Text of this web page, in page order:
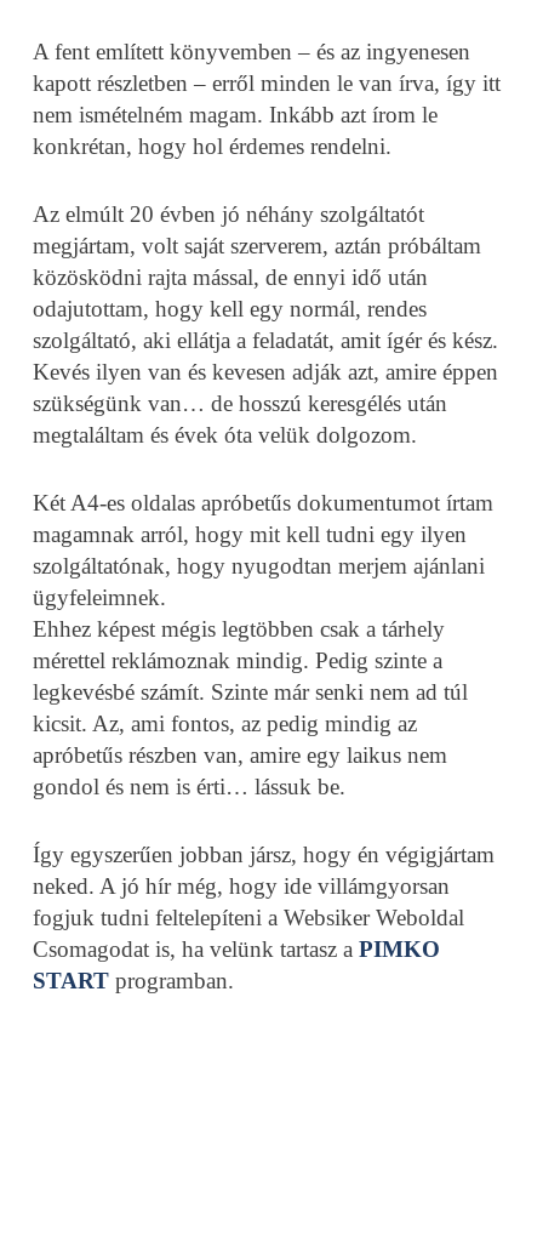
A fent említett könyvemben – és az ingyenesen
kapott részletben – erről minden le van írva, így itt
nem ismételném magam. Inkább azt írom le
konkrétan, hogy hol érdemes rendelni.
Az elmúlt 20 évben jó néhány szolgáltatót
megjártam, volt saját szerverem, aztán próbáltam
közösködni rajta mással, de ennyi idő után
odajutottam, hogy kell egy normál, rendes
szolgáltató, aki ellátja a feladatát, amit ígér és kész.
Kevés ilyen van és kevesen adják azt, amire éppen
szükségünk van… de hosszú keresgélés után
megtaláltam és évek óta velük dolgozom.
Két A4-es oldalas apróbetűs dokumentumot írtam
magamnak arról, hogy mit kell tudni egy ilyen
szolgáltatónak, hogy nyugodtan merjem ajánlani
ügyfeleimnek.
Ehhez képest mégis legtöbben csak a tárhely
mérettel reklámoznak mindig. Pedig szinte a
legkevésbé számít. Szinte már senki nem ad túl
kicsit. Az, ami fontos, az pedig mindig az
apróbetűs részben van, amire egy laikus nem
gondol és nem is érti… lássuk be.
Így egyszerűen jobban jársz, hogy én végigjártam
neked. A jó hír még, hogy ide villámgyorsan
fogjuk tudni feltelepíteni a Websiker Weboldal
Csomagodat is, ha velünk tartasz a PIMKO
START programban.